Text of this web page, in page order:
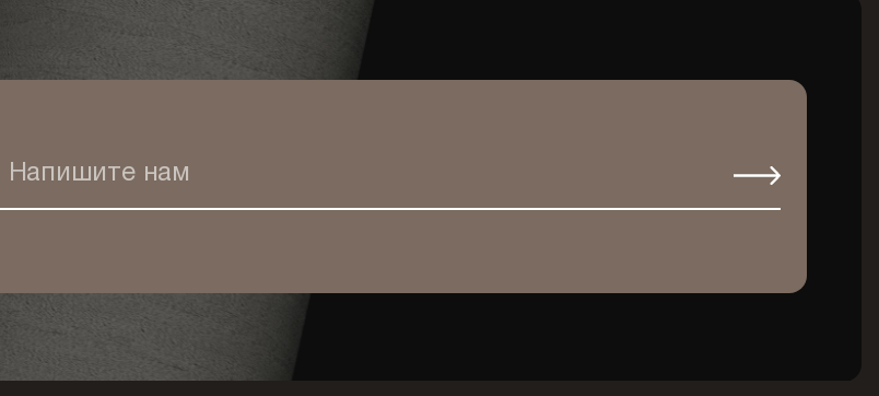
Напишите нам